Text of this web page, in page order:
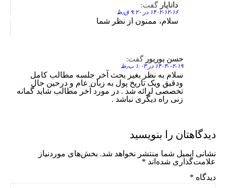
دانایار گفت:
۱۴۰۲-۱۲-۱۶ در ۹:۲۰ ق٫ظ
سلام، ممنون از نظر شما
حسن بوربور گفت:
۱۴۰۳-۰۲-۱۹ در ۱:۰۳ ب٫ظ
سلام به نظر بغیر بحث آخر جلسه مطالب کامل
ودقیق ویک تاریخ پول به زبان عام و درحین حال
تخصصی لرائه شد . در مورد آخر مطالب شاید گمانه
زنی راه دیگری نباشد .
دیدگاهتان را بنویسید
نشانی ایمیل شما منتشر نخواهد شد. بخش‌های موردنیاز
علامت‌گذاری شده‌اند *
دیدگاه *